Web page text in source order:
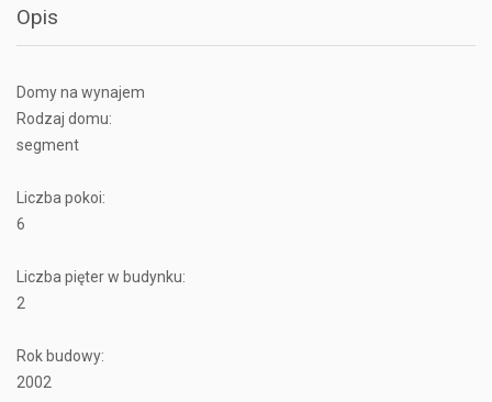
Opis
Domy na wynajem
Rodzaj domu:
segment
Liczba pokoi:
6
Liczba pięter w budynku:
2
Rok budowy:
2002